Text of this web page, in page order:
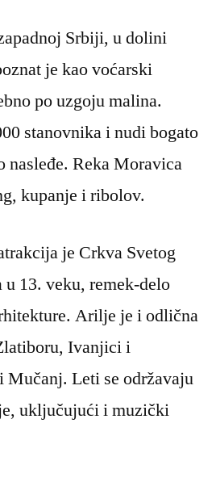
Srbiji, u dolini
je kao voćarski
po uzgoju malina.
stanovnika i nudi bogato
nasleđe. Reka Moravica
kupanje i ribolov.
je Crkva Svetog
13. veku, remek-delo
Arilje je i odlična
Ivanjici i
Mučanj. Leti se održavaju
uključujući i muzički